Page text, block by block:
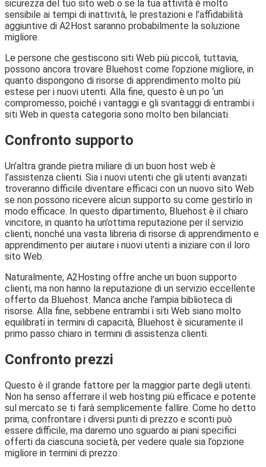
sicurezza del tuo sito web o se la tua attività è molto
sensibile ai tempi di inattività, le prestazioni e l’affidabilità
aggiuntive di A2Host saranno probabilmente la soluzione
migliore.
Le persone che gestiscono siti Web più piccoli, tuttavia,
possono ancora trovare Bluehost come l’opzione migliore, in
quanto dispongono di risorse di apprendimento molto più
estese per i nuovi utenti. Alla fine, questo è un po ‘un
compromesso, poiché i vantaggi e gli svantaggi di entrambi i
siti Web in questa categoria sono molto ben bilanciati.
Confronto supporto
Un’altra grande pietra miliare di un buon host web è
l’assistenza clienti. Sia i nuovi utenti che gli utenti avanzati
troveranno difficile diventare efficaci con un nuovo sito Web
se non possono ricevere alcun supporto su come gestirlo in
modo efficace. In questo dipartimento, Bluehost è il chiaro
vincitore, in quanto ha un’ottima reputazione per il servizio
clienti, nonché una vasta libreria di risorse di apprendimento e
apprendimento per aiutare i nuovi utenti a iniziare con il loro
sito Web.
Naturalmente, A2Hosting offre anche un buon supporto
clienti, ma non hanno la reputazione di un servizio eccellente
offerto da Bluehost. Manca anche l’ampia biblioteca di
risorse. Alla fine, sebbene entrambi i siti Web siano molto
equilibrati in termini di capacità, Bluehost è sicuramente il
primo passo chiaro in termini di assistenza clienti.
Confronto prezzi
Questo è il grande fattore per la maggior parte degli utenti.
Non ha senso afferrare il web hosting più efficace e potente
sul mercato se ti farà semplicemente fallire. Come ho detto
prima, confrontare i diversi punti di prezzo e sconti può
essere difficile, ma daremo uno sguardo ai piani specifici
offerti da ciascuna società, per vedere quale sia l’opzione
migliore in termini di prezzo.